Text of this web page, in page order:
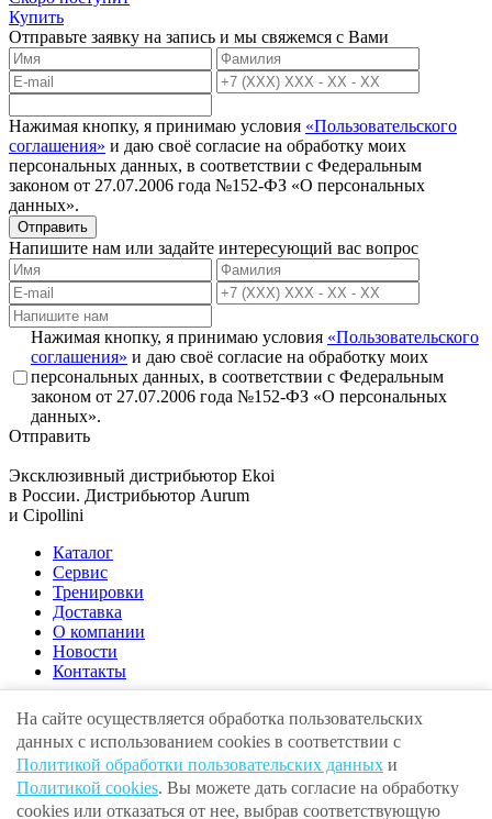
Купить
Отправьте заявку на запись и мы свяжемся с Вами
Нажимая кнопку, я принимаю условия «Пользовательского
соглашения» и даю своё согласие на обработку моих
персональных данных, в соответствии с Федеральным
законом от 27.07.2006 года №152-ФЗ «О персональных
данных».
Отправить
Напишите нам или задайте интересующий вас вопрос
Нажимая кнопку, я принимаю условия «Пользовательского
соглашения» и даю своё согласие на обработку моих
персональных данных, в соответствии с Федеральным
законом от 27.07.2006 года №152-ФЗ «О персональных
данных».
Отправить
Эксклюзивный дистрибьютор Ekoi
в России. Дистрибьютор Aurum
и Cipollini
Каталог
Сервис
Тренировки
Доставка
О компании
Новости
Контакты
Адрес:г. Москва , ул. Крылатская, 10
E-mail:info@volgaunion.com
Телефон:+7 (495) 279-25-00
© 2010 · 2026 ООО «Волга Юнион» ИНН 7707444042
На сайте осуществляется обработка пользовательских
данных с использованием cookies в соответствии с
Политикой обработки пользовательских данных и
Политикой cookies. Вы можете дать согласие на обработку
cookies или отказаться от нее, выбрав соответствующую